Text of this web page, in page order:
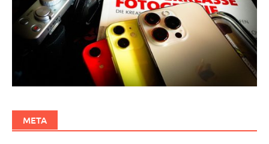
META